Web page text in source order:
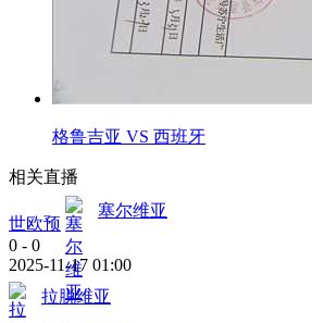
格鲁吉亚 VS 西班牙
相关直播
世欧预
塞尔维亚
0 - 0
2025-11-17 01:00
拉脱维亚